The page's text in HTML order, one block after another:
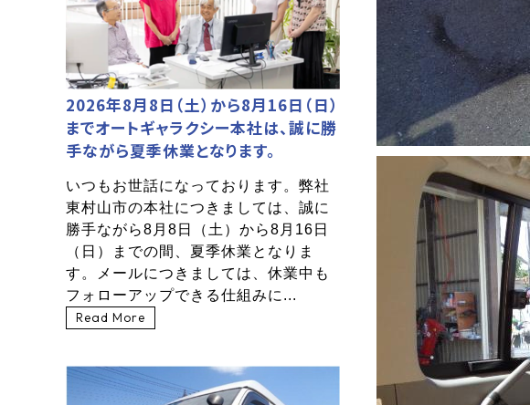
2026年8月8日（土）から8月16日（日）
までオートギャラクシー本社は、誠に勝
手ながら夏季休業となります。
いつもお世話になっております。弊社
東村山市の本社につきましては、誠に
勝手ながら8月8日（土）から8月16日
（日）までの間、夏季休業となりま
す。メールにつきましては、休業中も
フォローアップできる仕組みに...
Read More